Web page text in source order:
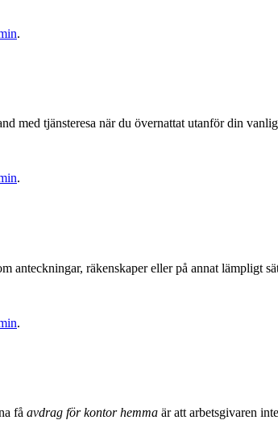
.
med tjänsteresa när du övernattat utanför din
.
anteckningar, räkenskaper eller på annat lämpligt
.
få avdrag för kontor hemma är att arbetsgivaren